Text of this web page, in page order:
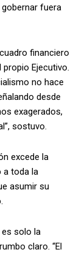
gobernar fuera
financiero
Ejecutivo.
no hace
desde
exagerados,
sostuvo.
excede la
a toda la
asumir su
es solo la
claro. “El